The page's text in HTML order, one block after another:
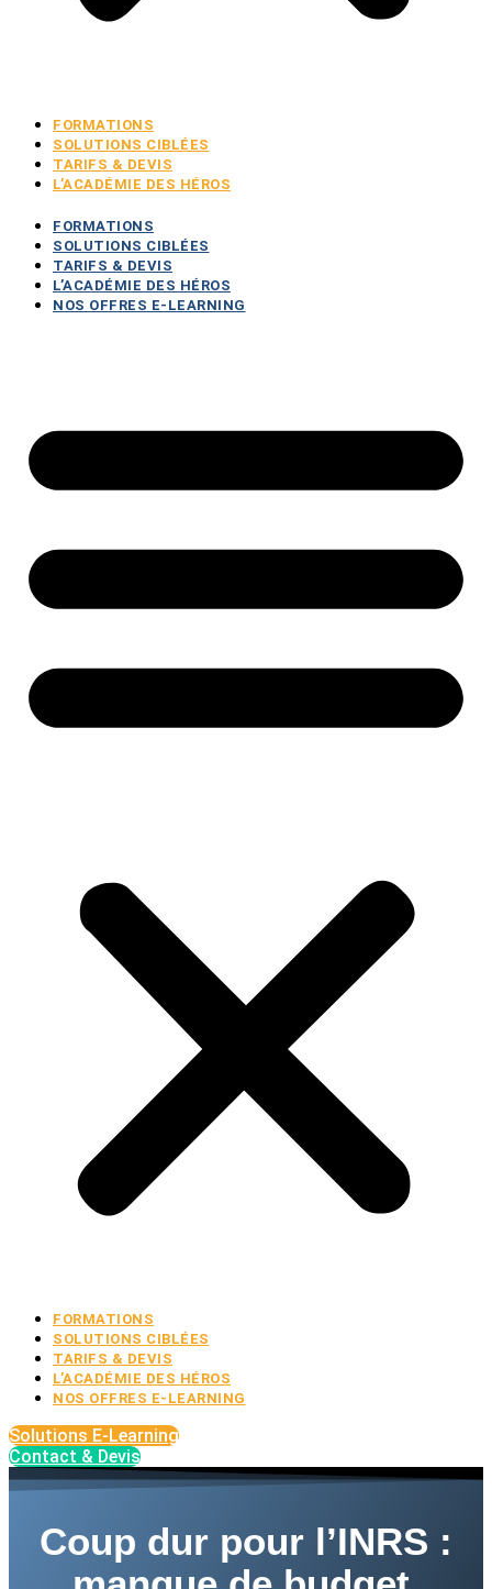
FORMATIONS
SOLUTIONS CIBLÉES
TARIFS & DEVIS
L’ACADÉMIE DES HÉROS
FORMATIONS
SOLUTIONS CIBLÉES
TARIFS & DEVIS
L’ACADÉMIE DES HÉROS
NOS OFFRES E-LEARNING
FORMATIONS
SOLUTIONS CIBLÉES
TARIFS & DEVIS
L’ACADÉMIE DES HÉROS
NOS OFFRES E-LEARNING
Solutions E-Learning
Contact & Devis
Coup dur pour l’INRS :